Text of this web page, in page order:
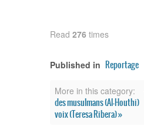
Read 276 times
Published in Reportage
More in this category:
des musulmans (Al-Houthi)
voix (Teresa Ribera) »